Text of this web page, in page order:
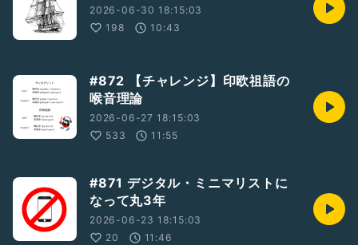
2026-06-30 18:15:03
198
10:43
#872 【チャレンジ】印欧祖語の
喉音理論
2026-06-27 18:15:03
533
11:55
#871 デジタル・ミニマリストに
なって丸3年
2026-06-23 18:15:03
20
11:46